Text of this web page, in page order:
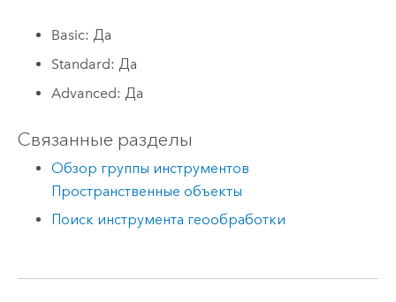
Basic: Да
Standard: Да
Advanced: Да
Связанные разделы
Обзор группы инструментов
Пространственные объекты
Поиск инструмента геообработки